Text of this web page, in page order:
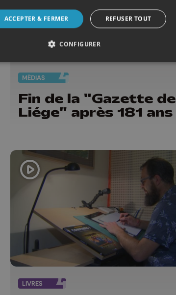
MÉDIAS
Fin de la "Gazette de
Liége" après 181 ans
LIVRES
ACCEPTER & FERMER REFUSER TOUT
CONFIGURER